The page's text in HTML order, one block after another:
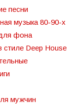
песни
музыка 80-90-х
фона
стиле Deep House
мужчин